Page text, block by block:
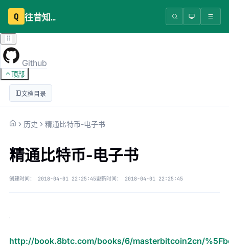
Q 往昔知识库
Github
顶部
文档目录
历史 精通比特币-电子书
精通比特币-电子书
创建时间： 2018-04-01 22:25:45更新时间： 2018-04-01 22:25:45
http://book.8btc.com/books/6/masterbitcoin2cn/